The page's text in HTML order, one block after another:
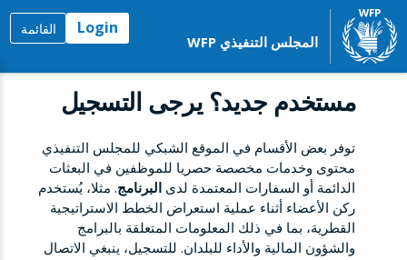
المجلس التنفيذي WFP
Login القائمة
مستخدم جديد؟ يرجى التسجيل
توفر بعض الأقسام في الموقع الشبكي للمجلس التنفيذي
محتوى وخدمات مخصصة حصريا للموظفين في البعثات
الدائمة أو السفارات المعتمدة لدى البرنامج. مثلا، يُستخدم
ركن الأعضاء أثناء عملية استعراض الخطط الاستراتيجية
القطرية، بما في ذلك المعلومات المتعلقة بالبرامج
والشؤون المالية والأداء للبلدان. للتسجيل، ينبغي الاتصال